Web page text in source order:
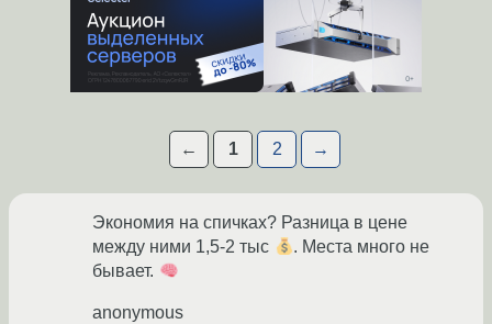
← 1 2 →
Экономия на спичках? Разница в цене
между ними 1,5-2 тыс
. Места много не
бывает.
anonymous